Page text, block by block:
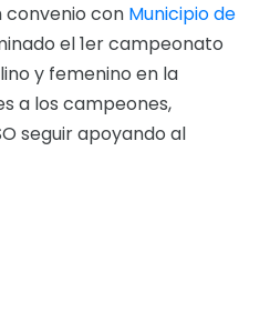
Y REPORTES
y balances
convenio con Municipio de
el 1er campeonato
y femenino en la
a los campeones,
seguir apoyando al